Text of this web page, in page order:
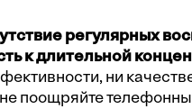
регулярных
к длительной
ни
поощряйте